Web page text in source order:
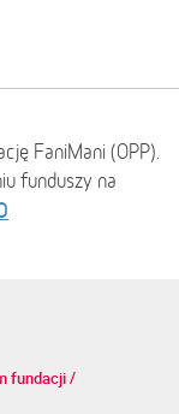
FaniMani (OPP).
funduszy na
fundacji /